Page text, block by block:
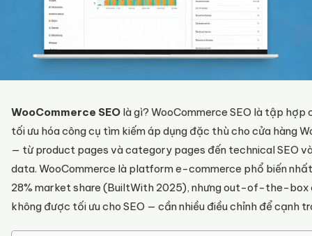
WooCommerce SEO là gì? WooCommerce SEO là tập
tối ưu hóa công cụ tìm kiếm áp dụng đặc thù cho cửa hàng
— từ product pages và category pages đến technical SEO
data. WooCommerce là platform e-commerce phổ biến
28% market share (BuiltWith 2025), nhưng out-of-the-box
không được tối ưu cho SEO — cần nhiều điều chỉnh để cạnh